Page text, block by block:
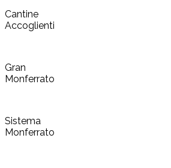
Cantine
Accoglienti
Gran
Monferrato
Sistema
Monferrato